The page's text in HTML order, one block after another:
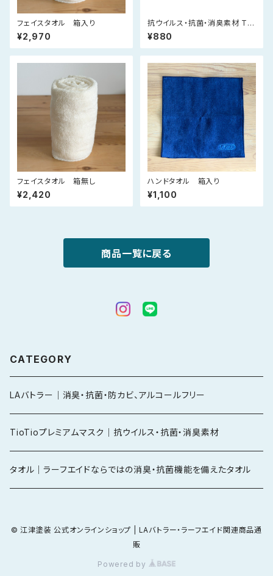
フェイスタオル 箱入り
¥2,970
抗ウイルス・抗菌・消臭素材 Tio
Tioプレミアムマスク（ピンク）
¥880
フェイスタオル 箱無し
¥2,420
ハンドタオル 箱入り
¥1,100
商品一覧に戻る
CATEGORY
LAバトラー｜消臭・抗菌・防カビ、アルコールフリー
TioTioプレミアムマスク｜抗ウイルス・抗菌・消臭素材
タオル｜ラーフエイドならではの消臭・抗菌機能を備えたタオル
© 江津塗装 公式オンラインショップ | LAバトラー・ラーフエイド関連商品通
販
Powered by